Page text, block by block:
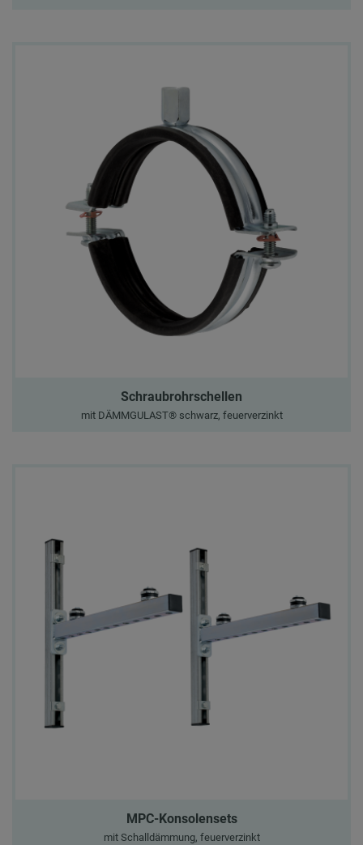
Schraubrohrschellen
mit DÄMMGULAST® schwarz, feuerverzinkt
MPC-Konsolensets
mit Schalldämmung, feuerverzinkt